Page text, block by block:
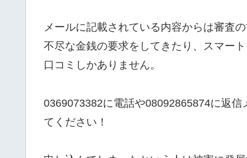
メールに記載されている内容からは審査
不尽な金銭の要求をしてきたり、スマー
口コミしかありません。
0369073382に電話や08092865874に返
てください！